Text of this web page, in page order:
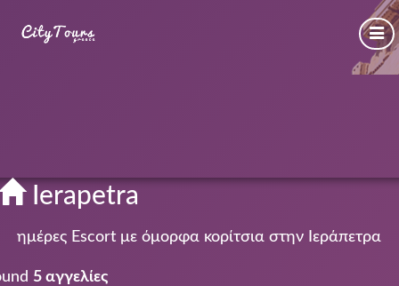
Ierapetra
ημέρες Escort με όμορφα κορίτσια στην Ιεράπετρα
5 αγγελίες